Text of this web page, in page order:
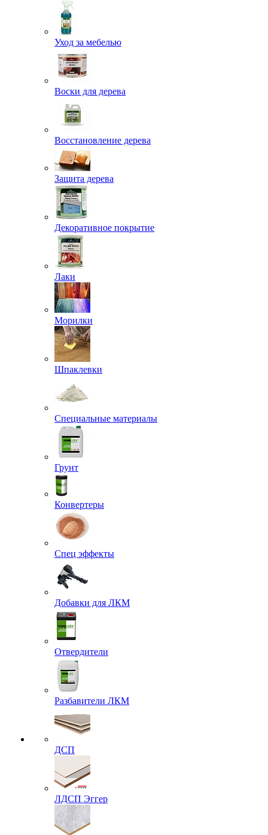
Уход за мебелью
Воски для дерева
Восстановление дерева
Защита дерева
Декоративное покрытие
Лаки
Морилки
Шпаклевки
Специальные материалы
Грунт
Конвертеры
Спец эффекты
Добавки для ЛКМ
Отвердители
Разбавители ЛКМ
ДСП
ЛДСП Эггер